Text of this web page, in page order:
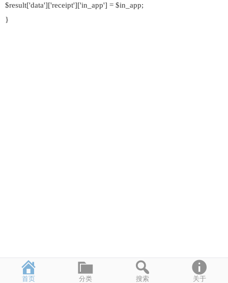
$result['data']['receipt']['in_app'] = $in_app;
}
首页 分类 搜索 关于